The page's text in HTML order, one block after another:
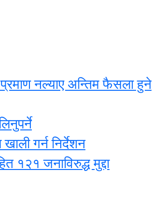
नल्याए अन्तिम फैसला हुने
गर्न निर्देशन
१२१ जनाविरुद्ध मुद्दा